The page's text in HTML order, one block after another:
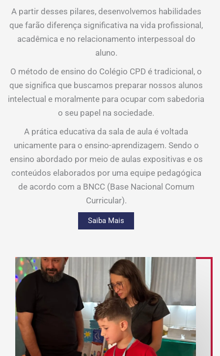
A partir desses pilares, desenvolvemos habilidades
que farão diferença significativa na vida profissional,
acadêmica e no relacionamento interpessoal do
aluno.
O método de ensino do Colégio CPD é tradicional, o
que significa que buscamos preparar nossos alunos
intelectual e moralmente para ocupar com sabedoria
o seu papel na sociedade.
A prática educativa da sala de aula é voltada
unicamente para o ensino-aprendizagem. Sendo o
ensino abordado por meio de aulas expositivas e os
conteúdos elaborados por uma equipe pedagógica
de acordo com a BNCC (Base Nacional Comum
Curricular).
Saiba Mais